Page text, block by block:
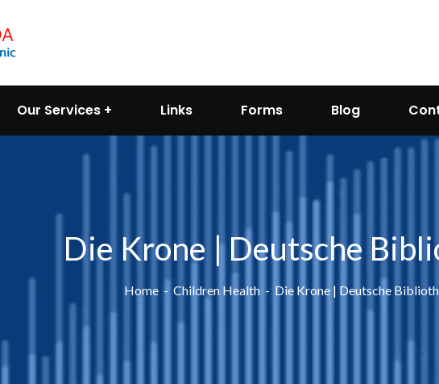
Our Services Links Forms Blog
Die Krone | Deutsche
Home Children Health Die Krone | Deutsche